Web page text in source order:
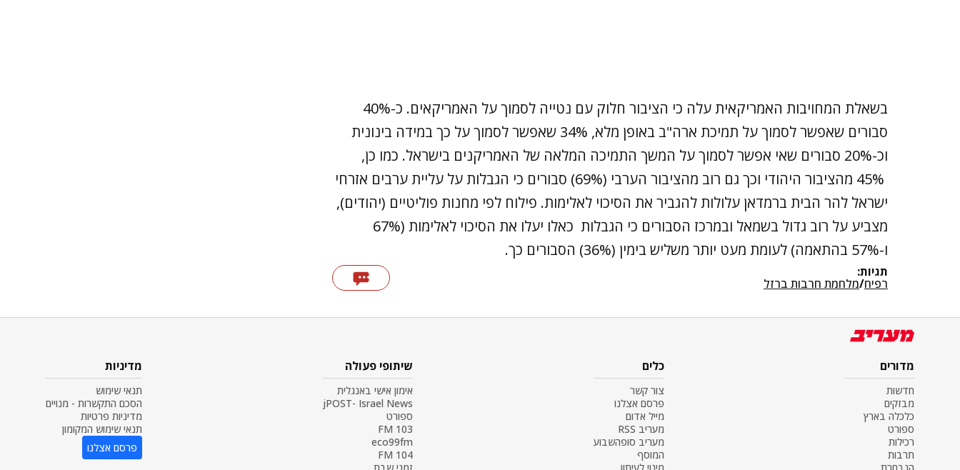
בשאלת המחויבות האמריקאית עלה כי הציבור חלוק עם נטייה לסמוך על האמריקאים. כ-40%
סבורים שאפשר לסמוך על תמיכת ארה"ב באופן מלא, 34% שאפשר לסמוך על כך במידה בינונית
וכ-20% סבורים שאי אפשר לסמוך על המשך התמיכה המלאה של האמריקנים בישראל. כמו כן,
45% מהציבור היהודי וכך גם רוב מהציבור הערבי (69%) סבורים כי הגבלות על עליית ערבים אזרחי
ישראל להר הבית ברמדאן עלולות להגביר את הסיכוי לאלימות. פילוח לפי מחנות פוליטיים (יהודים),
מצביע על רוב גדול בשמאל ובמרכז הסבורים כי הגבלות כאלו יעלו את הסיכוי לאלימות (67%
ו-57% בהתאמה) לעומת מעט יותר משליש בימין (36%) הסבורים כך.
תגיות:
רפיח/מלחמת חרבות ברזל
מדורים
חדשות
מבזקים
כלכלה בארץ
ספורט
רכילות
תרבות
כלים
צור קשר
פרסם אצלנו
מייל אדום
מעריב RSS
מעריב סופהשבוע
המוסף
שיתופי פעולה
אימון אישי באנגלית
jPOST- Israel News
ספורט
103 FM
eco99fm
104 FM
מדיניות
תנאי שימוש
הסכם התקשרות - מנויים
מדיניות פרטיות
תנאי שימוש המקומון
פרסם אצלנו